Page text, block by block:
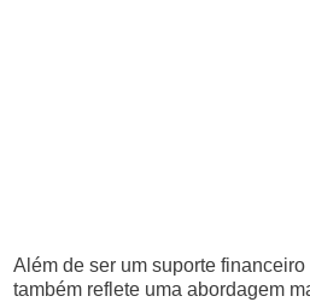
Além de ser um suporte
também reflete uma abordagem